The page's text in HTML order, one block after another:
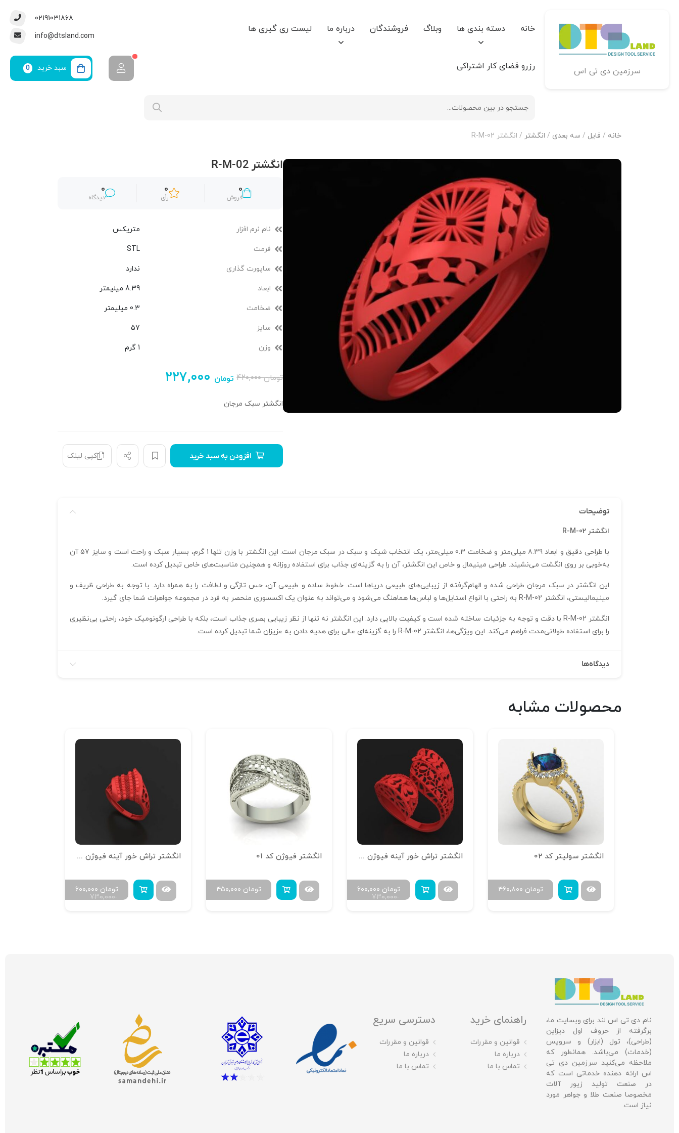
سرزمین دی تی اس
خانه دسته بندی ها وبلاگ فروشندگان درباره ما لیست ری گیری ها
رزرو فضای کار اشتراکی
02191031868
info@dtsland.com
سبد خرید 0
خانه / فایل / سه بعدی / انگشتر / انگشتر R-M-02
انگشتر R-M-02
0
فروش
0
رأی
0
دیدگاه
نام نرم افزار متریکس
فرمت STL
ساپورت گذاری ندارد
ابعاد 8.39 میلیمتر
ضخامت 0.3 میلیمتر
سایز 57
وزن 1 گرم
۴۲۰,۰۰۰تومان ۲۲۷,۰۰۰ تومان
انگشتر سبک مرجان
افزودن به سبد خرید کپی لینک
توضیحات
انگشتر R-M-02
با طراحی دقیق و ابعاد 8.39 میلی‌متر و ضخامت 0.3 میلی‌متر، یک انتخاب شیک و سبک در سبک مرجان است. این انگشتر با وزن تنها 1 گرم، بسیار سبک و راحت است و سایز 57 آن
به‌خوبی بر روی انگشت می‌نشیند. طراحی مینیمال و خاص این انگشتر، آن را به گزینه‌ای جذاب برای استفاده روزانه و همچنین مناسبت‌های خاص تبدیل کرده است.
این انگشتر در سبک مرجان طراحی شده و الهام‌گرفته از زیبایی‌های طبیعی دریاها است. خطوط ساده و طبیعی آن، حس تازگی و لطافت را به همراه دارد. با توجه به طراحی ظریف و
مینیمالیستی، انگشتر R-M-02 به راحتی با انواع استایل‌ها و لباس‌ها هماهنگ می‌شود و می‌تواند به عنوان یک اکسسوری منحصر به فرد در مجموعه جواهرات شما جای گیرد.
انگشتر R-M-02 با دقت و توجه به جزئیات ساخته شده است و کیفیت بالایی دارد. این انگشتر نه تنها از نظر زیبایی بصری جذاب است، بلکه با طراحی ارگونومیک خود، راحتی بی‌نظیری
را برای استفاده طولانی‌مدت فراهم می‌کند. این ویژگی‌ها، انگشتر R-M-02 را به گزینه‌ای عالی برای هدیه دادن به عزیزان شما تبدیل کرده است.
دیدگاه‌ها
محصولات مشابه
انگشتر سولیتر کد 02
۴۶۰,۸۰۰ تومان
انگشتر تراش خور آینه فیوژن R-T-15
۷۳۰,۰۰۰
۶۰۰,۰۰۰ تومان
انگشتر فیوژن کد 01
۴۵۰,۰۰۰ تومان
انگشتر تراش خور آینه فیوژن R-T-01
۷۳۰,۰۰۰
۶۰۰,۰۰۰ تومان
نام دی تی اس لند برای وبسایت ما،
برگرفته از حروف اول دیزاین
(طراحی)، تول (ابزار) و سرویس
(خدمات) می‌باشد. همانطور که
ملاحظه می‌کنید سرزمین دی تی
اس ارائه دهنده خدماتی است که
در صنعت تولید زیور آلات
مخصوصا صنعت طلا و جواهر مورد
نیاز است.
راهنمای خرید
قوانین و مقررات
درباره ما
تماس با ما
دسترسی سریع
قوانین و مقررات
درباره ما
تماس با ما